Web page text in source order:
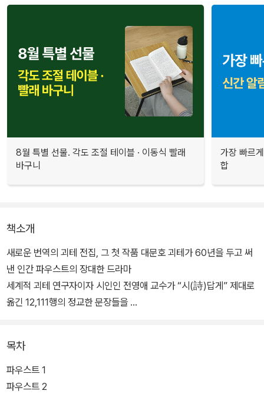
8월 특별 선물. 각도 조절 테이블 · 이동식 빨래
바구니
가장 빠르
합
책소개
새로운 번역의 괴테 전집, 그 첫 작품 대문호 괴테가 60년을 두고 써
낸 인간 파우스트의 장대한 드라마
세계적 괴테 연구자이자 시인인 전영애 교수가 “시(詩)답게” 제대로
옮긴 12,111행의 정교한 문장들을
독일의 대문호 요한 볼프강 폰 괴테의 전집을 새로 선보인다. 문학전
집에서 주로 소개되던 괴테의 글들을 인문사회과학 출판사가 모아서
내는 것은, 그가 『파우스트』나 『젊은 베르테르의 슬픔』 등의 불후의
목차
파우스트 1
파우스트 2